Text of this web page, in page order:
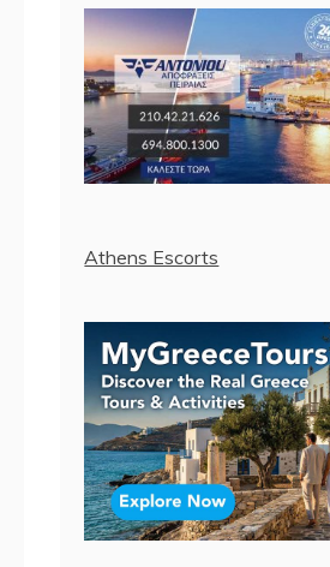
Athens Escorts